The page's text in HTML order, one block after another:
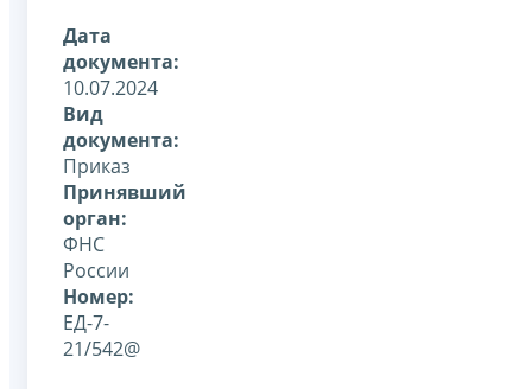
Дата
документа:
10.07.2024
Вид
документа:
Приказ
Принявший
орган:
ФНС
России
Номер:
ЕД-7-
21/542@